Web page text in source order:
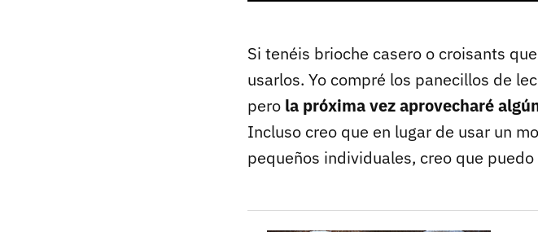
Si tenéis brioche casero o croisants
usarlos. Yo compré los panecillos de
pero la próxima vez aprovecharé
Incluso creo que en lugar de usar un
pequeños individuales, creo que